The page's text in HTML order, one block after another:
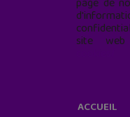
site web
ACCUEIL